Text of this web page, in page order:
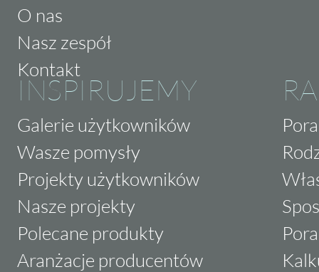
O nas
Nasz zespół
Kontakt
INSPIRUJEMY
Galerie użytkowników
Wasze pomysły
Projekty użytkowników
Nasze projekty
Polecane produkty
Aranżacje producentów